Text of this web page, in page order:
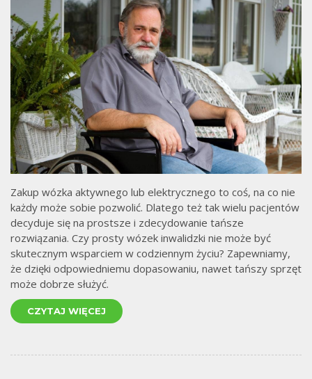
Zakup wózka aktywnego lub elektrycznego to coś, na co nie
każdy może sobie pozwolić. Dlatego też tak wielu pacjentów
decyduje się na prostsze i zdecydowanie tańsze
rozwiązania. Czy prosty wózek inwalidzki nie może być
skutecznym wsparciem w codziennym życiu? Zapewniamy,
że dzięki odpowiedniemu dopasowaniu, nawet tańszy sprzęt
może dobrze służyć.
CZYTAJ WIĘCEJ